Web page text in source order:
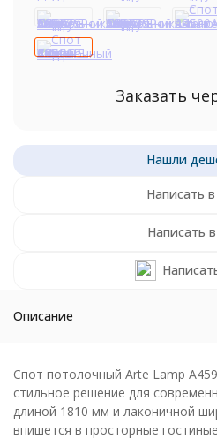
Заказать
Написать
Написать
Описание
Спот потолочный Arte Lamp
стильное решение для
длиной 1810 мм и лаконичной
впишется в просторные